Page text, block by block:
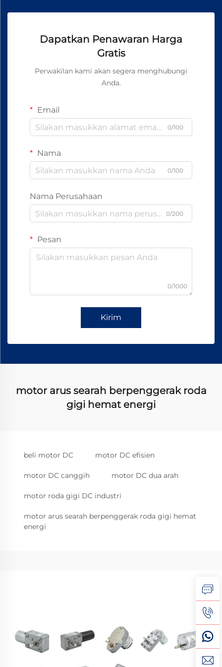
Dapatkan Penawaran Harga
Gratis
Perwakilan kami akan segera menghubungi
Anda.
Email
0/100
Nama
0/100
Nama Perusahaan
0/200
Pesan
0/1000
Kirim
motor arus searah berpenggerak roda
gigi hemat energi
beli motor DC motor DC efisien
motor DC canggih motor DC dua arah
motor roda gigi DC industri
motor arus searah berpenggerak roda gigi hemat
energi